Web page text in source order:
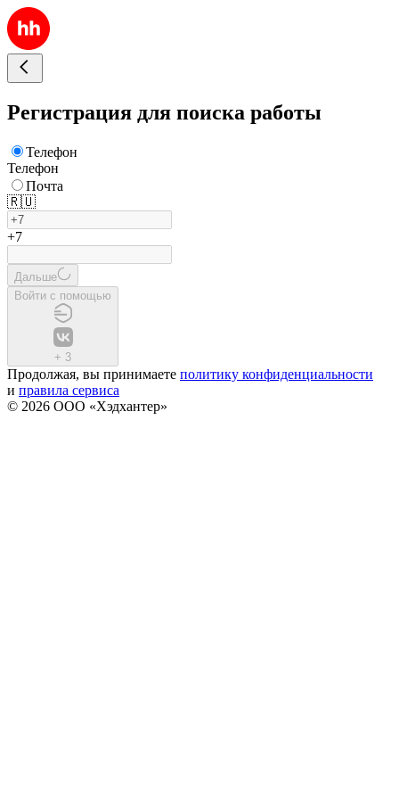
Регистрация для поиска работы
Телефон
Телефон
Почта
🇷🇺
+7
Дальше
Войти с помощью
+ 3
Продолжая, вы принимаете политику конфиденциальности
и правила сервиса
© 2026 ООО «Хэдхантер»